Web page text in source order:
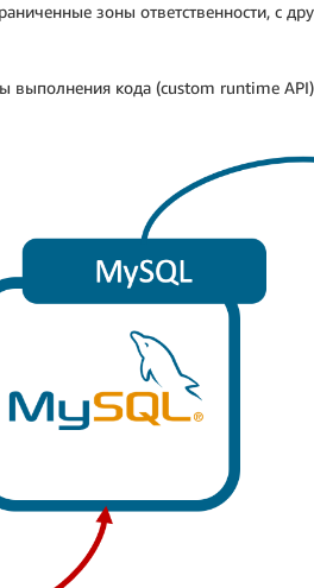
зоны ответственности, с
выполнения кода (custom runtime